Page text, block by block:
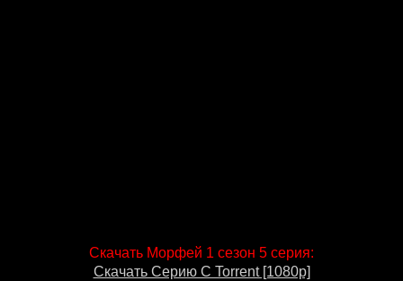
Скачать Морфей 1 сезон 5 серия:
Скачать Серию С Torrent [1080p]